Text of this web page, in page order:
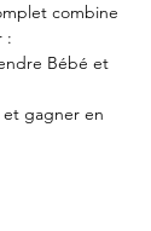
combine
:
Bébé et
gagner en